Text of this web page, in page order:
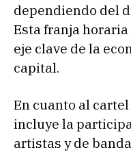
dependiendo del
Esta franja
eje clave de la
capital.
En cuanto al
incluye la
artistas y de